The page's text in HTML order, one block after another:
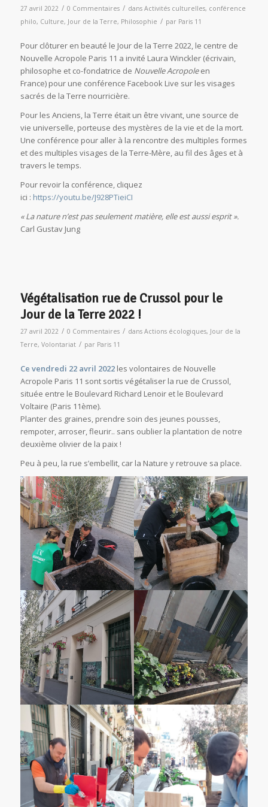
27 avril 2022 / 0 Commentaires / dans Activités culturelles, conférence
philo, Culture, Jour de la Terre, Philosophie / par Paris 11
Pour clôturer en beauté le Jour de la Terre 2022, le centre de
Nouvelle Acropole Paris 11 a invité Laura Winckler (écrivain,
philosophe et co-fondatrice de Nouvelle Acropoleen
France) pour une conférence Facebook Live sur les visages
sacrés de la Terre nourricière.
Pour les Anciens, la Terre était un être vivant, une source de
vie universelle, porteuse des mystères de la vie et de la mort.
Une conférence pour aller à la rencontre des multiples formes
et des multiples visages de la Terre-Mère, au fil des âges et à
travers le temps.
Pour revoir la conférence, cliquez
ici : https://youtu.be/J928PTieiCI
« La nature n’est pas seulement matière, elle est aussi esprit ».
Carl Gustav Jung
Végétalisation rue de Crussol pour le
Jour de la Terre 2022 !
27 avril 2022 / 0 Commentaires / dans Actions écologiques, Jour de la
Terre, Volontariat / par Paris 11
Ce vendredi 22 avril 2022les volontaires de Nouvelle
Acropole Paris 11 sont sortis végétaliser la rue de Crussol,
située entre le Boulevard Richard Lenoir et le Boulevard
Voltaire (Paris 11ème).
Planter des graines, prendre soin des jeunes pousses,
rempoter, arroser, fleurir.. sans oublier la plantation de notre
deuxième olivier de la paix !
Peu à peu, la rue s’embellit, car la Nature y retrouve sa place.